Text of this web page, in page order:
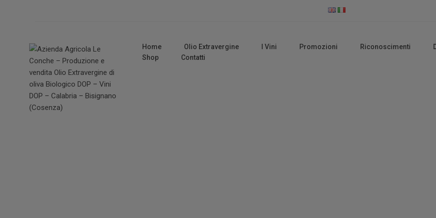
Home Olio Extravergine I Vini Promozioni Riconoscimenti
Shop
Contatti